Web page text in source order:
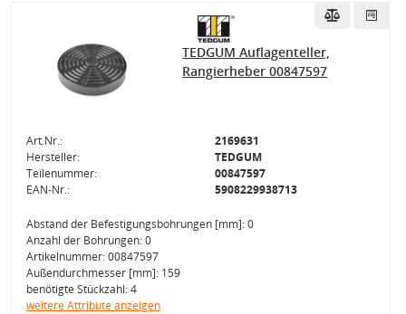
TEDGUM Auflagenteller,
Rangierheber 00847597
Art.Nr.:
2169631
Hersteller:
TEDGUM
Teilenummer:
00847597
EAN-Nr.:
5908229938713
Abstand der Befestigungsbohrungen [mm]: 0
Anzahl der Bohrungen: 0
Artikelnummer: 00847597
Außendurchmesser [mm]: 159
benötigte Stückzahl: 4
weitere Attribute anzeigen